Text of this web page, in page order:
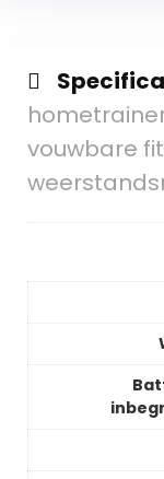
vouwbare